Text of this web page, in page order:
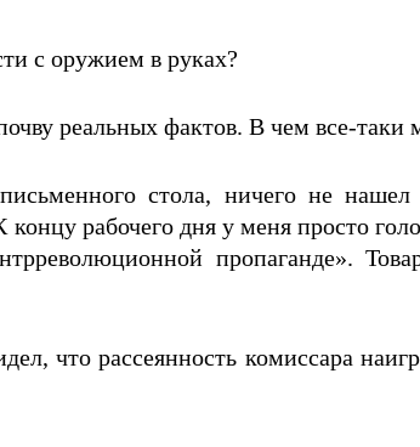
с оружием в руках?
реальных фактов. В чем все-таки
стола, ничего не
рабочего дня у меня просто
пропаганде».
рассеянность комиссара